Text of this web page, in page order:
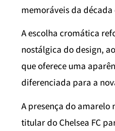
memoráveis da década
A escolha cromática
nostálgica do design,
que oferece uma
diferenciada para a
A presença do amarelo
titular do Chelsea FC